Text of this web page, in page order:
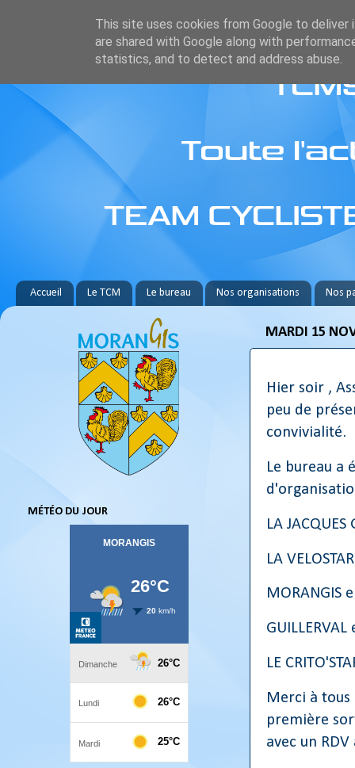
Accueil Le TCM Le bureau Nos organisations Nos
MARDI 15
Hier soir ,
peu de
convivialité.
Le bureau a
LA
LA
MORANGIS
LE
Merci à tous
première
avec un
MÉTÉO DU JOUR
This site uses cookies from Google to deliver
are shared with Google along with
statistics, and to detect and address abuse.